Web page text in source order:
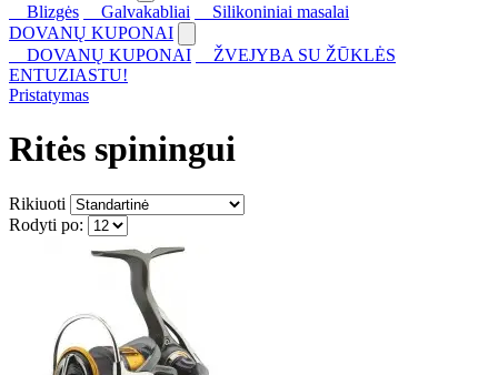
Blizgės
Galvakabliai
Silikoniniai masalai
DOVANŲ KUPONAI
DOVANŲ KUPONAI
ŽVEJYBA SU ŽŪKLĖS
ENTUZIASTU!
Pristatymas
Ritės spiningui
Rikiuoti
Rodyti po: